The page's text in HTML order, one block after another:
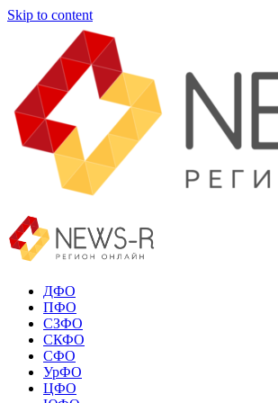
Skip to content
ДФО
ПФО
СЗФО
СКФО
СФО
УрФО
ЦФО